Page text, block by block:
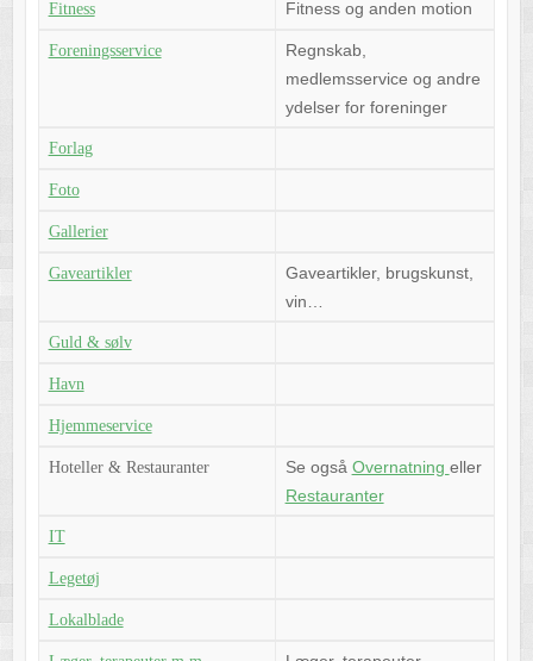
Fitness Fitness og anden motion
Foreningsservice
Regnskab,
medlemsservice og andre
ydelser for foreninger
Forlag
Foto
Gallerier
Gaveartikler
Gaveartikler, brugskunst,
vin…
Guld & sølv
Havn
Hjemmeservice
Hoteller & Restauranter Se også Overnatning eller
Restauranter
IT
Legetøj
Lokalblade